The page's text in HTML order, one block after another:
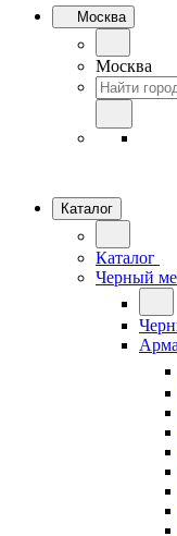
Москва
Москва
Каталог
Каталог
Черный